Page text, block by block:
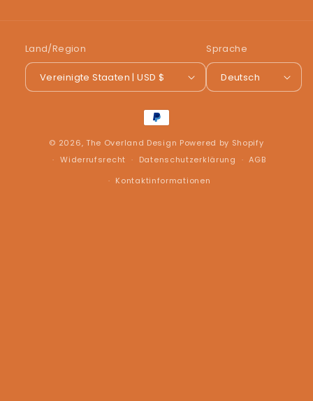
Land/Region
Vereinigte Staaten | USD $
Sprache
Deutsch
Zahlungsmethoden
© 2026, The Overland Design Powered by Shopify
Widerrufsrecht
Datenschutzerklärung
AGB
Kontaktinformationen